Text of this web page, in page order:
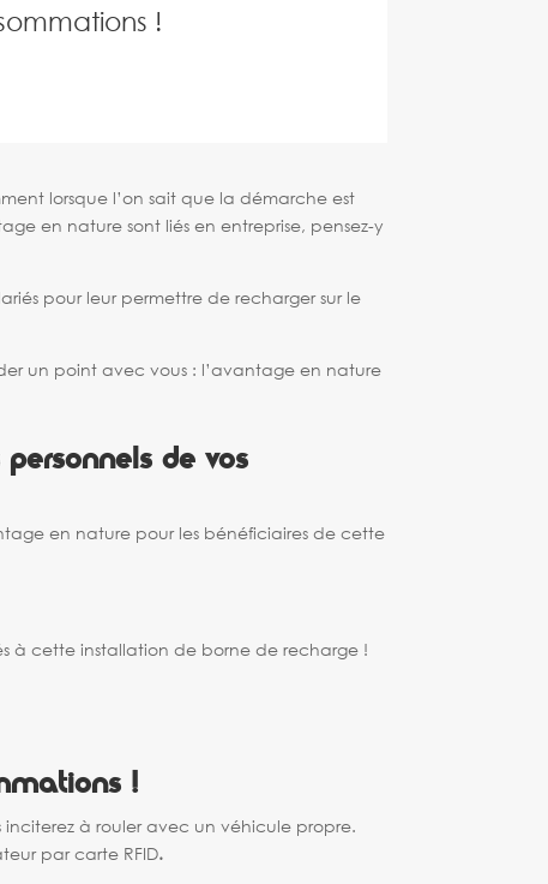
!
lorsque l’on sait que la démarche est
en nature sont liés en entreprise, pensez-y
pour leur permettre de recharger sur le
un point avec vous : l’avantage en nature
de vos
en nature pour les bénéficiaires de cette
à cette installation de borne de recharge !
!
inciterez à rouler avec un véhicule propre.
par carte RFID.